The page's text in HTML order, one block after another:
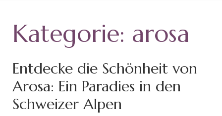
Kategorie: arosa
Entdecke die Schönheit von
Arosa: Ein Paradies in den
Schweizer Alpen